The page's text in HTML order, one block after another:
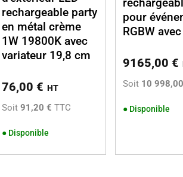
rechargeable party
en métal crème
1W 19800K avec
variateur 19,8 cm
76,00 € HT
Soit 91,20 € TTC
● Disponible
pour
RGBW
9165,00€
Soit 10
● Disponible